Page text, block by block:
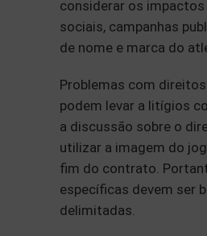
considerar os impactos
sociais, campanhas
de nome e marca do
Problemas com
podem levar a litígios
a discussão sobre o
utilizar a imagem do
fim do contrato.
específicas devem ser
delimitadas.